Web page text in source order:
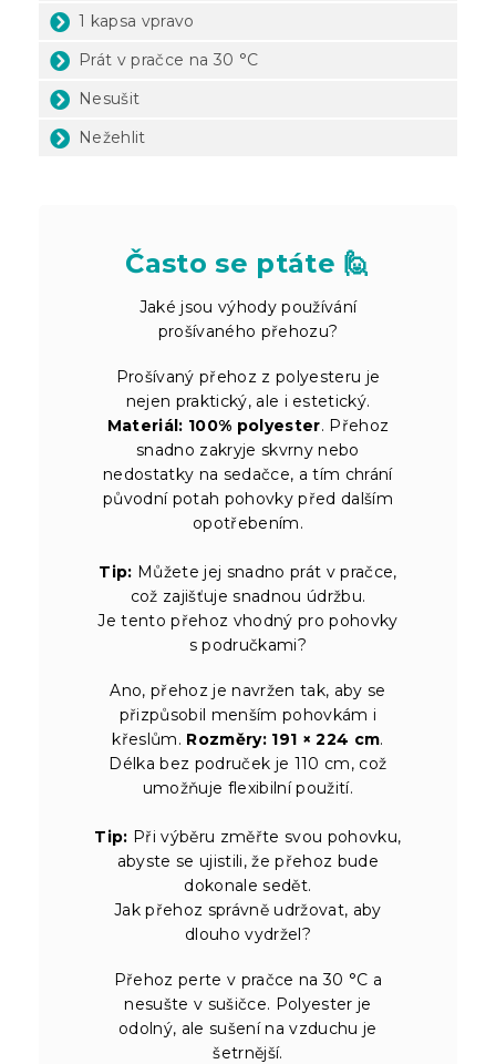
1 kapsa vpravo
Prát v pračce na 30 °C
Nesušit
Nežehlit
Často se ptáte 🙋
Jaké jsou výhody používání
prošívaného přehozu?
Prošívaný přehoz z polyesteru je
nejen praktický, ale i estetický.
Materiál: 100% polyester. Přehoz
snadno zakryje skvrny nebo
nedostatky na sedačce, a tím chrání
původní potah pohovky před dalším
opotřebením.
Tip: Můžete jej snadno prát v pračce,
což zajišťuje snadnou údržbu.
Je tento přehoz vhodný pro pohovky
s područkami?
Ano, přehoz je navržen tak, aby se
přizpůsobil menším pohovkám i
křeslům. Rozměry: 191 × 224 cm.
Délka bez područek je 110 cm, což
umožňuje flexibilní použití.
Tip: Při výběru změřte svou pohovku,
abyste se ujistili, že přehoz bude
dokonale sedět.
Jak přehoz správně udržovat, aby
dlouho vydržel?
Přehoz perte v pračce na 30 °C a
nesušte v sušičce. Polyester je
odolný, ale sušení na vzduchu je
šetrnější.